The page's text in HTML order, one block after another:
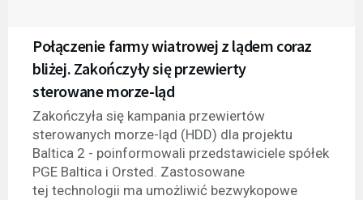
Połączenie farmy wiatrowej z lądem coraz
bliżej. Zakończyły się przewierty
sterowane morze-ląd
Zakończyła się kampania przewiertów
sterowanych morze-ląd (HDD) dla projektu
Baltica 2 - poinformowali przedstawiciele spółek
PGE Baltica i Orsted. Zastosowane
tej technologii ma umożliwić bezwykopowe